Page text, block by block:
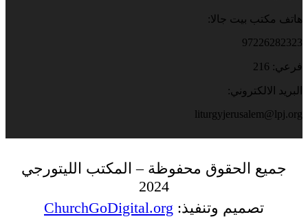
هاتف مكتب بيت جالا:
97226282323
فرعي: 216
البريد الالكتروني:
liturgyjerusalem@lpj.org
جميع الحقوق محفوظة – المكتب الليتورجي
2024
تصميم وتنفيذ: ChurchGoDigital.org